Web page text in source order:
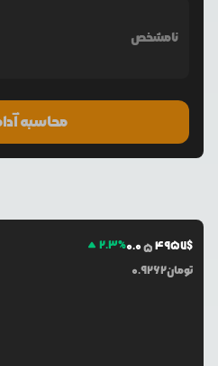
نامشخص
محاسبه
2.3%0.054957$
0.9262تومان